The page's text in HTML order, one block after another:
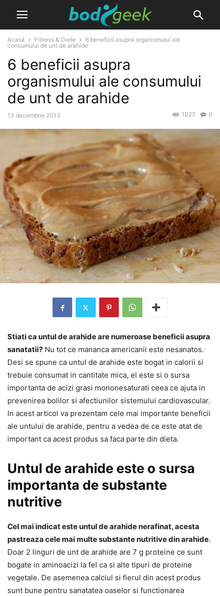
Acasă Fitness & Diete
6 beneficii asupra organismului ale
consumului de unt de arahide
6 beneficii asupra
organismului ale consumului
de unt de arahide
13 decembrie 2013 0
1027
Stiati ca untul de arahide are numeroase beneficii asupra
sanatatii? Nu tot ce mananca americanii este nesanatos.
Desi se spune ca untul de arahide este bogat in calorii si
trebuie consumat in cantitate mica, el este si o sursa
importanta de acizi grasi mononesaturati ceea ce ajuta in
prevenirea bolilor si afectiunilor sistemului cardiovascular.
In acest articol va prezentam cele mai importante beneficii
ale untului de arahide, pentru a vedea de ce este atat de
important ca acest produs sa faca parte din dieta.
Untul de arahide este o sursa
importanta de substante
nutritive
Cel mai indicat este untul de arahide nerafinat, acesta
pastreaza cele mai multe substante nutritive din arahide.
Doar 2 linguri de unt de arahide are 7 g proteine ce sunt
bogate in aminoacizi la fel ca si alte tipuri de proteine
vegetale. De asemenea calciul si fierul din acest produs
sunt bune pentru sanatatea oaselor si functionarea